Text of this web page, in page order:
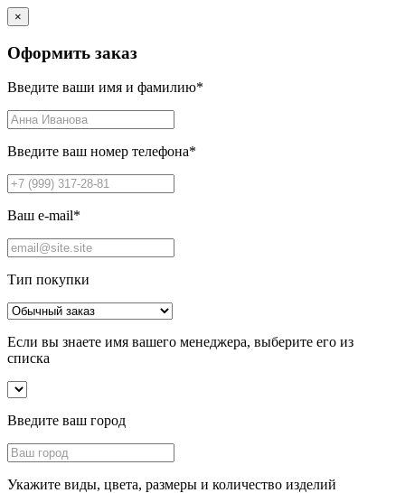
×
Оформить заказ
Введите ваши имя и фамилию*
Введите ваш номер телефона*
Ваш e-mail*
Тип покупки
Если вы знаете имя вашего менеджера, выберите его из
списка
Введите ваш город
Укажите виды, цвета, размеры и количество изделий